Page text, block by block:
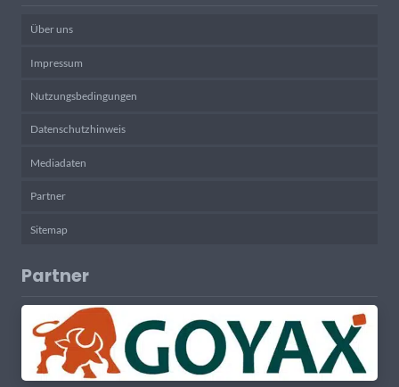
Über uns
Impressum
Nutzungsbedingungen
Datenschutzhinweis
Mediadaten
Partner
Sitemap
Partner